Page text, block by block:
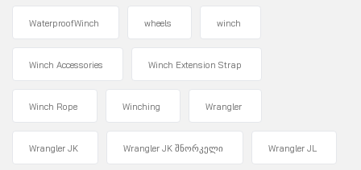
WaterproofWinch wheels winch
Winch Accessories Winch Extension Strap
Winch Rope Winching Wrangler
Wrangler JK Wrangler JK შნორკელი Wrangler JL